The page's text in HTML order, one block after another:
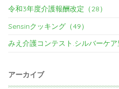
令和3年度介護報酬改定（28）
Sensinクッキング（49）
みえ介護コンテスト.シルバーケア
アーカイブ